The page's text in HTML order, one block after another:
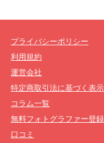
プライバシーポリシー
利用規約
運営会社
特定商取引法に基づく表示
コラム一覧
無料フォトグラファー登録
口コミ